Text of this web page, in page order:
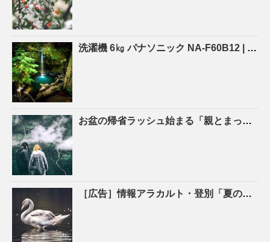
洗濯機 6㎏ パナソニック NA-F60B12 |
沖縄
お盆の帰省ラッシュ始まる「親とまったり」「新鮮な魚をたくさん食べたい」新千歳空港の到着便 …
［広告］情報アラカルト・登別「夏の生活家電、特価 ひまわりお手伝館 – 47NEWS